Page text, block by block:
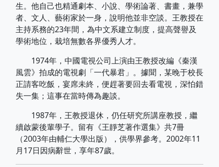
生。他自己也精通劇本、小說、學術論著、書畫，兼學
者、文人、藝術家於一身，說明他並非空談。王教授在
主持系務的23年間，為中文系建立制度，提高聲譽及
學術地位，栽培無數各界優秀人才。
1974年，中國電視公司上演由王教授改編《秦漢
風雲》拍成的電視劇「一代暴君」。據聞，某晚于校長
正請客吃飯，宴席未終，便趕著要回去看電視，深怕錯
失一集；這事在當時傳為趣談。
1987年，王教授退休，仍任研究所講座教授，繼
續啟蒙後輩學子。留有《王靜芝著作選集》共7冊
（2003年由輔仁大學出版），供學界參考。2002年11
月17日因病辭世，享年87歲。